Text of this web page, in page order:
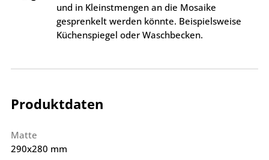
und in Kleinstmengen an die Mosaike
gesprenkelt werden könnte. Beispielsweise
Küchenspiegel oder Waschbecken.
Produktdaten
Matte
290x280 mm